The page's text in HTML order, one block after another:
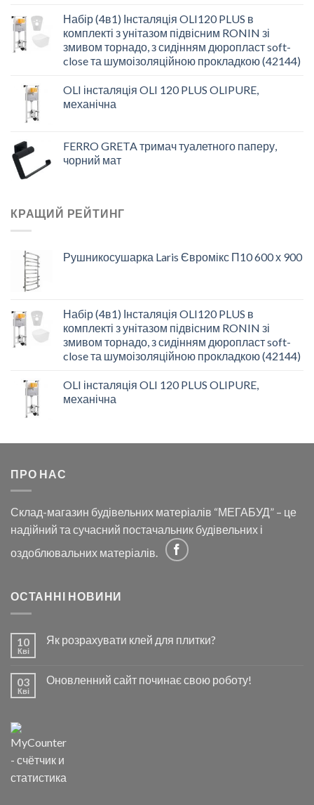
Набір (4в1) Інсталяція OLI120 PLUS в
комплекті з унітазом підвісним RONIN зі
змивом торнадо, з сидінням дюропласт soft-
close та шумоізоляційною прокладкою (42144)
OLI інсталяція OLI 120 PLUS OLIPURE,
механічна
FERRO GRETA тримач туалетного паперу,
чорний мат
КРАЩИЙ РЕЙТИНГ
Рушникосушарка Laris Євромікс П10 600 х 900
Набір (4в1) Інсталяція OLI120 PLUS в
комплекті з унітазом підвісним RONIN зі
змивом торнадо, з сидінням дюропласт soft-
close та шумоізоляційною прокладкою (42144)
OLI інсталяція OLI 120 PLUS OLIPURE,
механічна
ПРО НАС
Склад-магазин будівельних матеріалів “МЕГАБУД” – це
надійний та сучасний постачальник будівельних і
оздоблювальних матеріалів.
ОСТАННІ НОВИНИ
10
Кві
Як розрахувати клей для плитки?
03
Кві
Оновленний сайт починає свою роботу!